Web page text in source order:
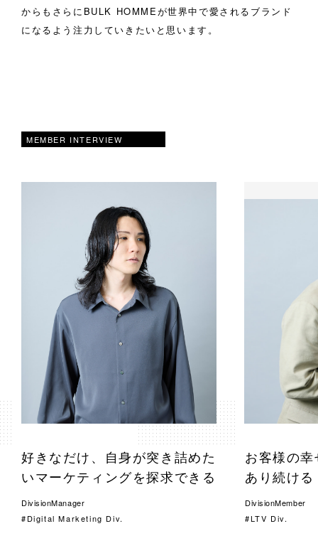
からもさらにBULK HOMMEが世界中で愛されるブランド
になるよう注力していきたいと思います。
MEMBER INTERVIEW
ビ
ー
好きなだけ、自身が突き詰めた
いマーケティングを探求できる
DivisionManager
Digital Marketing Div.
お客様の
あり続ける
DivisionMember
LTV Div.